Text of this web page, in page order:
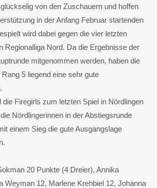
von den Zuschauern und hoffen
in der Anfang Februar startenden
wird dabei gegen die vier letzten
Regionalliga Nord. Da die Ergebnisse der
mitgenommen werden, haben die
5 liegend eine sehr gute
Firegirls zum letzten Spiel in Nördlingen
Nördlingerinnen in der Abstiegsrunde
einem Sieg die gute Ausgangslage
20 Punkte (4 Dreier), Annika
Weyman 12, Marlene Krehbiel 12, Johanna